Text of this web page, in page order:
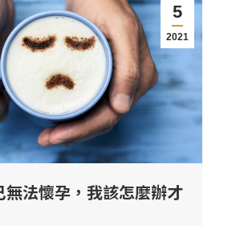
5
2021
無法懷孕，我該怎麼辦才